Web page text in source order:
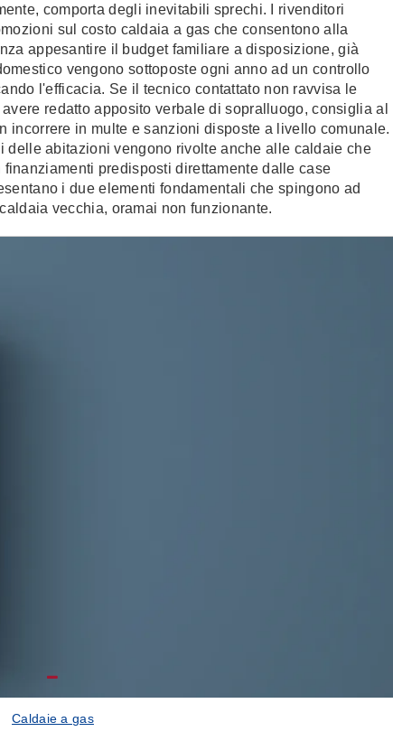
comporta degli inevitabili sprechi. I rivenditori
sul costo caldaia a gas che consentono alla
appesantire il budget familiare a disposizione, già
vengono sottoposte ogni anno ad un controllo
l'efficacia. Se il tecnico contattato non ravvisa le
redatto apposito verbale di sopralluogo, consiglia al
incorrere in multe e sanzioni disposte a livello comunale.
delle abitazioni vengono rivolte anche alle caldaie che
predisposti direttamente dalle case
i due elementi fondamentali che spingono ad
vecchia, oramai non funzionante.
Caldaie a gas